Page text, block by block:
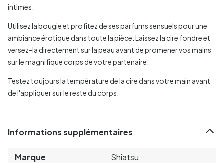
intimes.
Utilisez la bougie et profitez de ses parfums sensuels pour une
ambiance érotique dans toute la pièce. Laissez la cire fondre et
versez-la directement sur la peau avant de promener vos mains
sur le magnifique corps de votre partenaire.
Testez toujours la température de la cire dans votre main avant
de l'appliquer sur le reste du corps.
Informations supplémentaires
Marque
Shiatsu